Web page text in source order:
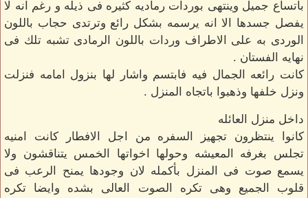
باتساع جميل وينتهى بوردات رماديه كثيره فى ذيله و رغم انه لا
يفصل جسدها الا انه يرسمه بشكل رائع وترتدى حجاب باللون
الوردى به على الاطراف وردات باللون الرمادى تشبه تلك فى
نهايه الفستان .
كانت رائعه الجمال فيه فابتسم واشار لها بنزول امامه فنزلت
ونزل خلفها وذهبوا باتجاه المنزل .
داخل منزل العائله
كانوا ينتظرون تجهيز السفره من اجل الافطار كانت امنيه
تجلس بغرفه المعيشه وحولها اخواتها الخمس يتناقشون ولا
يسمع صوت فى المنزل بأكمله لان وجودها يمنح الرعب فى
قلوب الجميع وهى تكره الصوت العالى بشده وايضا تكره